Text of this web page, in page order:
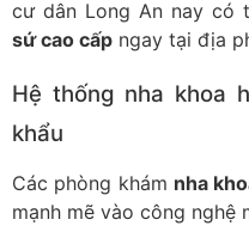
cư dân Long An nay có
sứ cao cấp ngay tại địa
Hệ thống nha khoa
khẩu
Các phòng khám nha
mạnh mẽ vào công nghệ